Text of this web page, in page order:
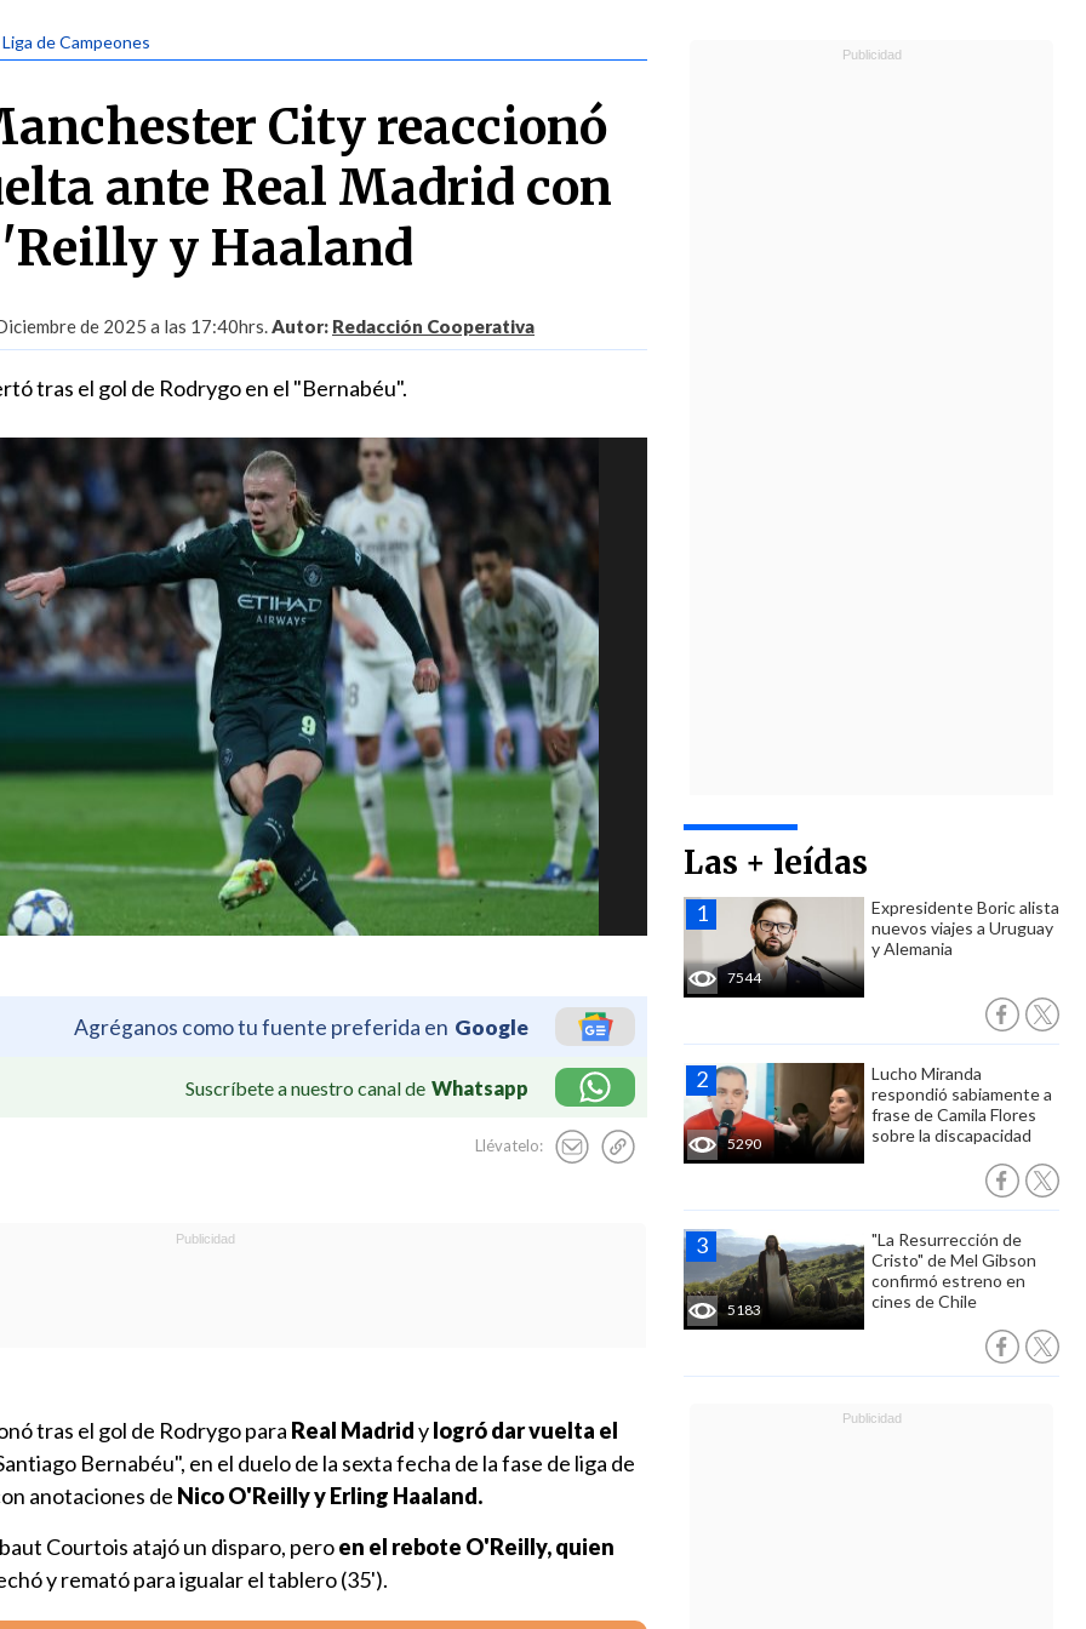
de Campeones
City reaccionó
ante Real Madrid con
y Haaland
de 2025 a las 17:40hrs.Autor: Redacción Cooperativa
tras el gol de Rodrygo en el "Bernabéu".
Agréganos como tu fuente preferida en Google
Suscríbete a nuestro canal de Whatsapp
Llévatelo:
Las + leídas
7544
Expresidente Boric alista
nuevos viajes a Uruguay
y Alemania
5290
Lucho Miranda
respondió sabiamente a
frase de Camila Flores
sobre la discapacidad
5183
"La Resurrección de
Cristo" de Mel Gibson
confirmó estreno en
cines de Chile
tras el gol de Rodrygo para Real Madridylogró dar vuelta el
Bernabéu", en el duelo de la sexta fecha de la fase de liga de
anotaciones de Nico O'Reilly y Erling Haaland.
Courtois atajó un disparo, peroen el rebote O'Reilly, quien
y remató para igualar el tablero (35').